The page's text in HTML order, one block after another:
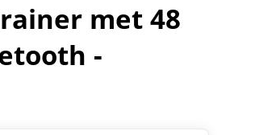
met 48
-